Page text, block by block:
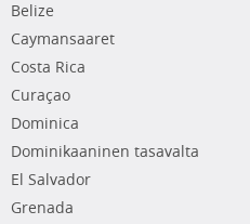
Belize
Caymansaaret
Costa Rica
Curaçao
Dominica
Dominikaaninen tasavalta
El Salvador
Grenada